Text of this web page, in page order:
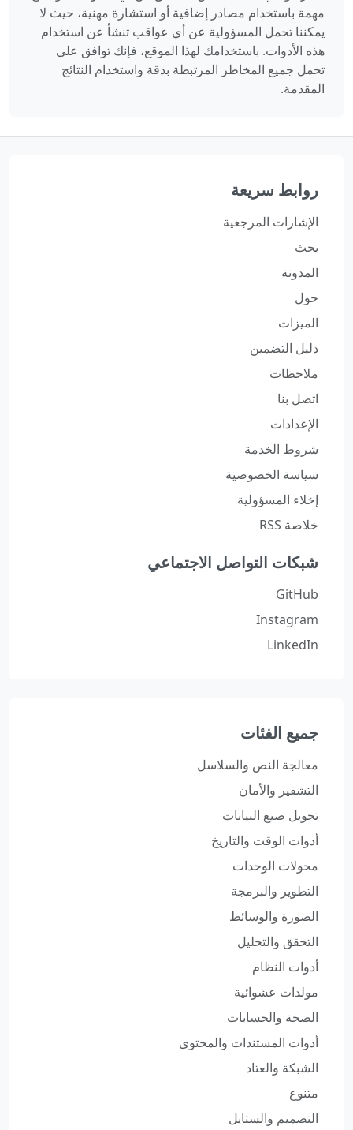
مهمة باستخدام مصادر إضافية أو استشارة مهنية، حيث لا
يمكننا تحمل المسؤولية عن أي عواقب تنشأ عن استخدام
هذه الأدوات. باستخدامك لهذا الموقع، فإنك توافق على
تحمل جميع المخاطر المرتبطة بدقة واستخدام النتائج
المقدمة.
روابط سريعة
الإشارات المرجعية
بحث
المدونة
حول
الميزات
دليل التضمين
ملاحظات
اتصل بنا
الإعدادات
شروط الخدمة
سياسة الخصوصية
إخلاء المسؤولية
خلاصة RSS
شبكات التواصل الاجتماعي
GitHub
Instagram
LinkedIn
جميع الفئات
معالجة النص والسلاسل
التشفير والأمان
تحويل صيغ البيانات
أدوات الوقت والتاريخ
محولات الوحدات
التطوير والبرمجة
الصورة والوسائط
التحقق والتحليل
أدوات النظام
مولدات عشوائية
الصحة والحسابات
أدوات المستندات والمحتوى
الشبكة والعتاد
متنوع
التصميم والستايل